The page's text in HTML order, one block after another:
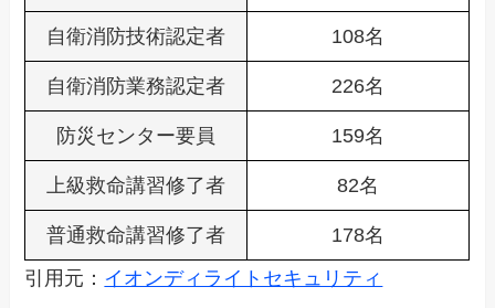
自衛消防技術認定者 108名
自衛消防業務認定者 226名
防災センター要員 159名
上級救命講習修了者 82名
普通救命講習修了者
178名
引用元： イオンディライトセキュリティ